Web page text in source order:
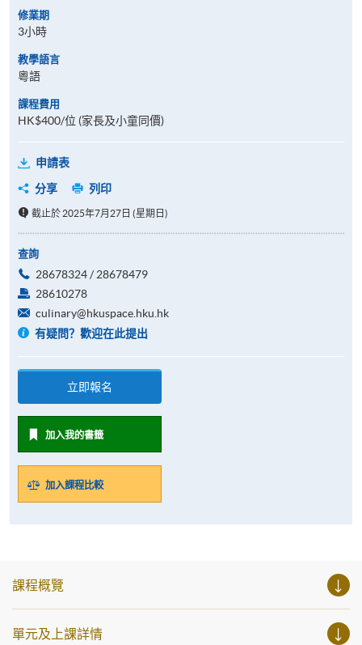
修業期
3小時
教學語言
粵語
課程費用
HK$400/位 (家長及小童同價)
申請表
分享
列印
截止於 2025年7月27日 (星期日)
查詢
28678324 / 28678479
28610278
culinary@hkuspace.hku.hk
有疑問？歡迎在此提出
立即報名
加入我的書籤
加入課程比較
課程概覽
單元及上課詳情